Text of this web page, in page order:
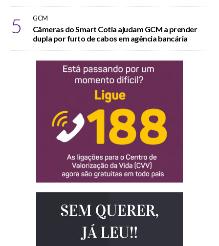
5 GCM
Câmeras do Smart Cotia ajudam GCM a prender
dupla por furto de cabos em agência bancária